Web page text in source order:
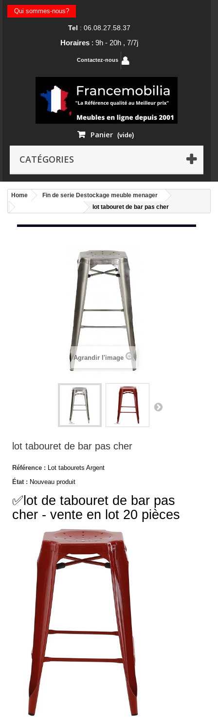
Qui sommes-nous?
Tel : 06.08.27.58.37
Horaires : 9h - 20h , 7/7j
Contactez-nous
Panier (vide)
CATÉGORIES
Home
Fin de serie Destockage meuble menager
lot tabouret de bar pas cher
Agrandir l'image
lot tabouret de bar pas cher
Référence : Lot tabourets Argent
État : Nouveau produit
✅lot de tabouret de bar pas
cher - vente en lot 20 pièces